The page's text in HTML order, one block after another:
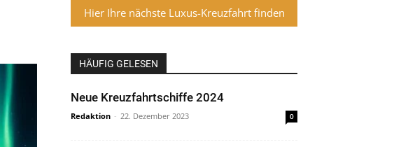
Hier Ihre nächste Luxus-Kreuzfahrt finden
HÄUFIG GELESEN
Neue Kreuzfahrtschiffe 2024
Redaktion - 22. Dezember 2023 0